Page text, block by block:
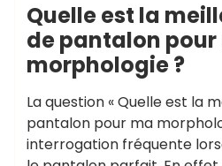
Quelle est la
de pantalon pour
morphologie ?
La question « Quelle est la
pantalon pour ma
interrogation fréquente